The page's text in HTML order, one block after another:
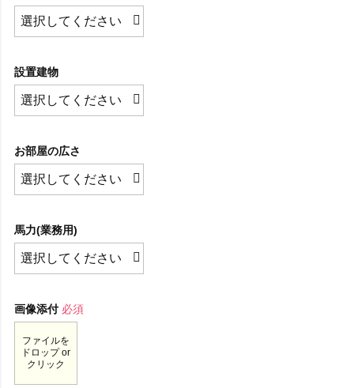
設置建物
お部屋の広さ
馬力(業務用)
画像添付 必須
ファイルを
ドロップ or
クリック